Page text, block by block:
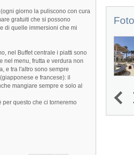
giorno la puliscono con cura
gratuiti che si possono
di quelle immersioni che mi
nel Buffet centrale i piatti sono
nel menu, frutta e verdura non
e tra l'altro sono sempre
e francese): il
mangiare sempre e solo al
per questo che ci torneremo
1 2 3 4